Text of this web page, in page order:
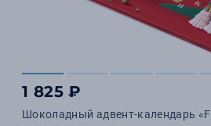
1 825 ₽
Шоколадный адвент-календарь